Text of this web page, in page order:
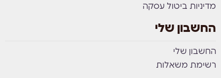
מדיניות ביטול עסקה
החשבון שלי
החשבון שלי
רשימת משאלות